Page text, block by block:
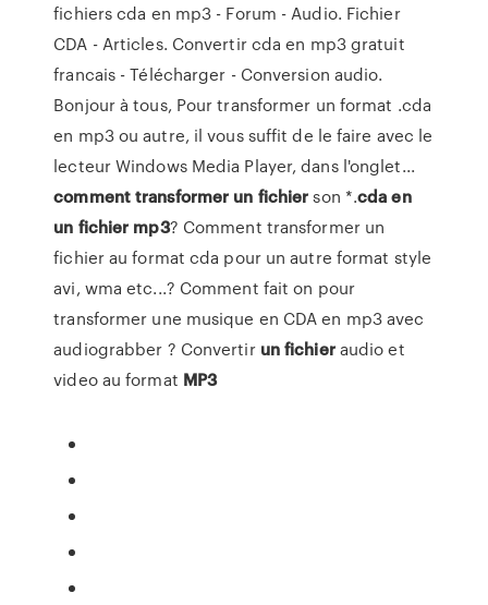
fichiers cda en mp3 - Forum - Audio. Fichier
CDA - Articles. Convertir cda en mp3 gratuit
francais - Télécharger - Conversion audio.
Bonjour à tous, Pour transformer un format .cda
en mp3 ou autre, il vous suffit de le faire avec le
lecteur Windows Media Player, dans l'onglet...
commenttransformer un fichierson *.cda en
un fichier mp3? Comment transformer un
fichier au format cda pour un autre format style
avi, wma etc...? Comment fait on pour
transformer une musique en CDA en mp3 avec
audiograbber ? Convertir unfichieraudio et
video au format MP3